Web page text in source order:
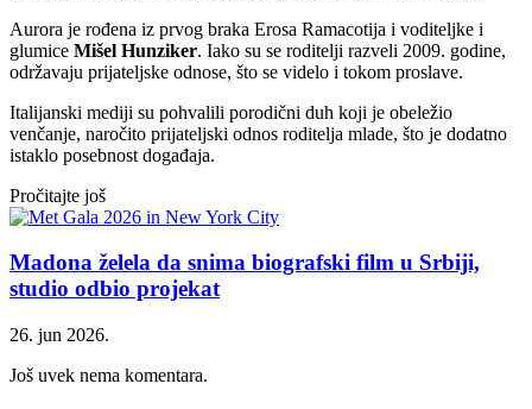
Aurora je rođena iz prvog braka Erosa Ramacotija i voditeljke i
glumice Mišel Hunziker. Iako su se roditelji razveli 2009. godine,
održavaju prijateljske odnose, što se videlo i tokom proslave.
Italijanski mediji su pohvalili porodični duh koji je obeležio
venčanje, naročito prijateljski odnos roditelja mlade, što je dodatno
istaklo posebnost događaja.
Pročitajte još
Madona želela da snima biografski film u Srbiji,
studio odbio projekat
26. jun 2026.
Još uvek nema komentara.